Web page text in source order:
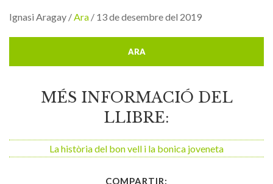
Ignasi Aragay /Ara / 13 de desembre del 2019
ARA
MÉS INFORMACIÓ DEL
LLIBRE:
La història del bon vell i la bonica joveneta
COMPARTIR: